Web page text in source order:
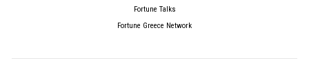
Fortune Talks
Fortune Greece Network